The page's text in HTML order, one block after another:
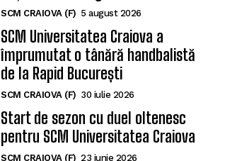
SCM CRAIOVA (F) 5 august 2026
SCM Universitatea Craiova a
împrumutat o tânără handbalistă
de la Rapid București
SCM CRAIOVA (F) 30 iulie 2026
Start de sezon cu duel oltenesc
pentru SCM Universitatea Craiova
SCM CRAIOVA (F) 23 iunie 2026